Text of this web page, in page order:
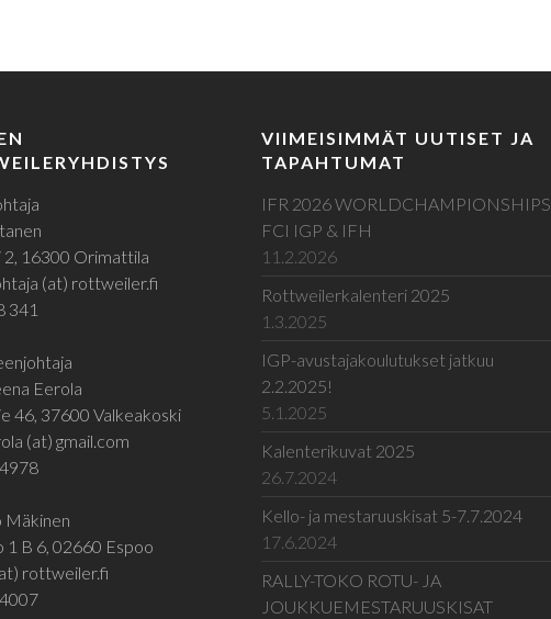
2, 16300 Orimattila
(at) rottweiler.fi
341
Eerola
46, 37600 Valkeakoski
(at) gmail.com
Mäkinen
1 B 6, 02660 Espoo
rottweiler.fi
VIIMEISIMMÄT UUTISET JA
TAPAHTUMAT
IFR 2026 WORLDCHAMPIONSHIPS
FCI IGP & IFH
11.2.2026
Rottweilerkalenteri 2025
1.3.2025
IGP-avustajakoulutukset jatkuu
2.2.2025!
5.1.2025
Kalenterikuvat 2025
26.7.2024
Kello- ja mestaruuskisat 5-7.7.2024
17.6.2024
RALLY-TOKO ROTU- JA
JOUKKUEMESTARUUSKISAT